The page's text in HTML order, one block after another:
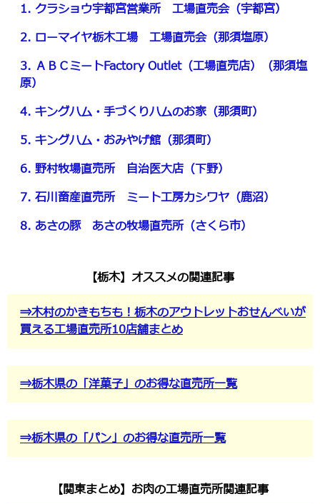
1. クラショウ宇都宮営業所 工場直売会（宇都宮）
2. ローマイヤ栃木工場 工場直売会（那須塩原）
3. ＡＢＣミートFactory Outlet（工場直売店）（那須塩
原）
4. キングハム・手づくりハムのお家（那須町）
5. キングハム・おみやげ館（那須町）
6. 野村牧場直売所 自治医大店（下野）
7. 石川畜産直売所 ミート工房カシワヤ（鹿沼）
8. あさの豚 あさの牧場直売所（さくら市）
【栃木】オススメの関連記事
⇒木村のかきもちも！栃木のアウトレットおせんべいが
買える工場直売所10店舗まとめ
⇒栃木県の「洋菓子」のお得な直売所一覧
⇒栃木県の「パン」のお得な直売所一覧
【関東まとめ】お肉の工場直売所関連記事